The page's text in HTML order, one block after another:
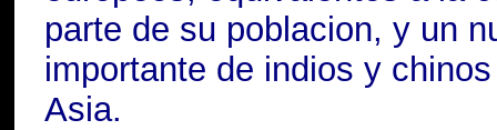
parte de su poblacion, y un
importante de indios y
Asia.